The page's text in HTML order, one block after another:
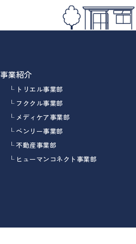
事業紹介
トリエル事業部
フククル事業部
メディケア事業部
ベンリー事業部
不動産事業部
ヒューマンコネクト事業部